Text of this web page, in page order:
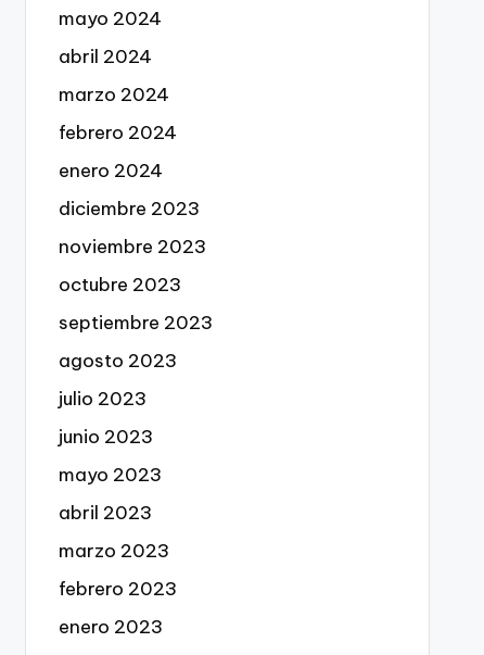
mayo 2024
abril 2024
marzo 2024
febrero 2024
enero 2024
diciembre 2023
noviembre 2023
octubre 2023
septiembre 2023
agosto 2023
julio 2023
junio 2023
mayo 2023
abril 2023
marzo 2023
febrero 2023
enero 2023